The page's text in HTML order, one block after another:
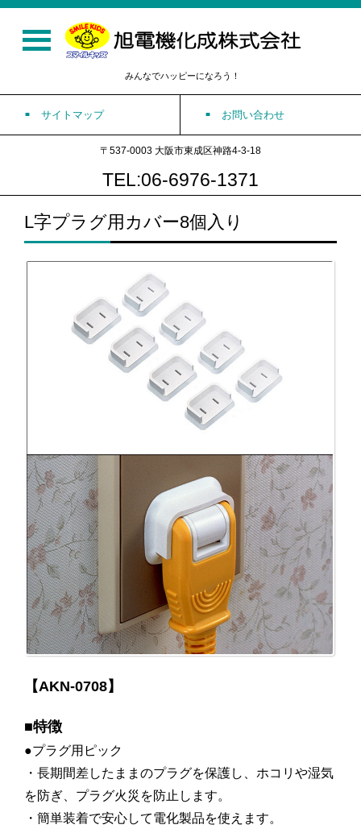
みんなでハッピーになろう！
サイトマップ お問い合わせ
〒537-0003 大阪市東成区神路4-3-18
TEL:06-6976-1371
L字プラグ用カバー8個入り
【AKN-0708】
■特徴
●プラグ用ピック
・長期間差したままのプラグを保護し、ホコリや湿気
を防ぎ、プラグ火災を防止します。
・簡単装着で安心して電化製品を使えます。